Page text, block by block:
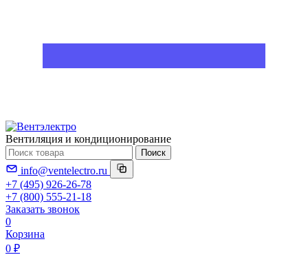
Вентиляция и кондиционирование
Поиск
info@ventelectro.ru
+7 (495) 926-26-78
+7 (800) 555-21-18
Заказать звонок
0
Корзина
0 ₽